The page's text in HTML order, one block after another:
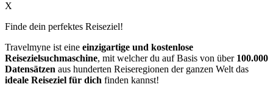
X
Finde dein perfektes Reiseziel!
Travelmyne ist eine einzigartige und kostenlose
Reisezielsuchmaschine, mit welcher du auf Basis von über 100.000
Datensätzen aus hunderten Reiseregionen der ganzen Welt das
ideale Reiseziel für dich finden kannst!